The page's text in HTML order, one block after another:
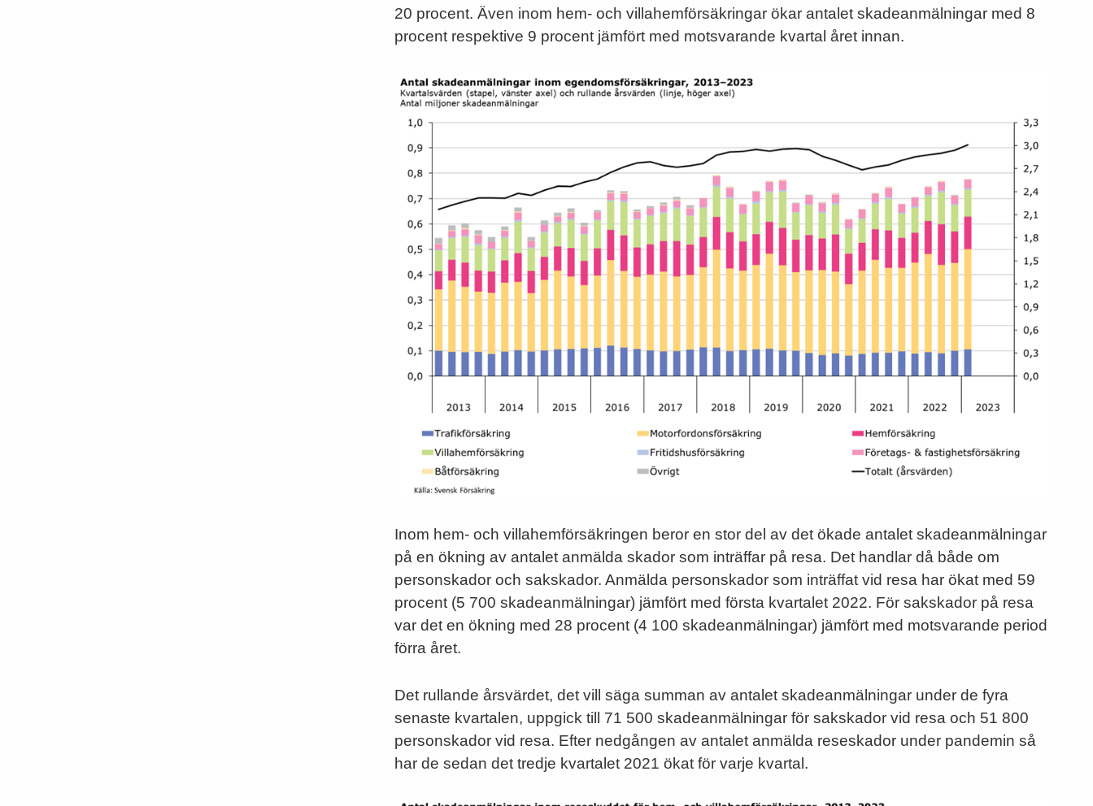
20 procent. Även inom hem- och villahemförsäkringar ökar antalet skadeanmälningar med 8
procent respektive 9 procent jämfört med motsvarande kvartal året innan.
Inom hem- och villahemförsäkringen beror en stor del av det ökade antalet skadeanmälningar
på en ökning av antalet anmälda skador som inträffar på resa. Det handlar då både om
personskador och sakskador. Anmälda personskador som inträffat vid resa har ökat med 59
procent (5 700 skadeanmälningar) jämfört med första kvartalet 2022. För sakskador på resa
var det en ökning med 28 procent (4 100 skadeanmälningar) jämfört med motsvarande period
förra året.
Det rullande årsvärdet, det vill säga summan av antalet skadeanmälningar under de fyra
senaste kvartalen, uppgick till 71 500 skadeanmälningar för sakskador vid resa och 51 800
personskador vid resa. Efter nedgången av antalet anmälda reseskador under pandemin så
har de sedan det tredje kvartalet 2021 ökat för varje kvartal.